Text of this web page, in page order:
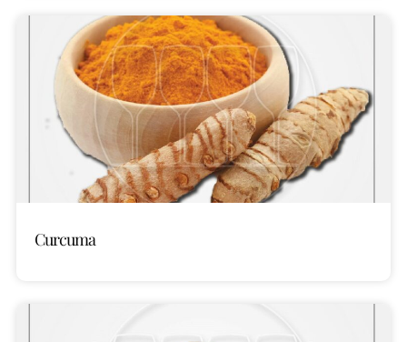
Curcuma